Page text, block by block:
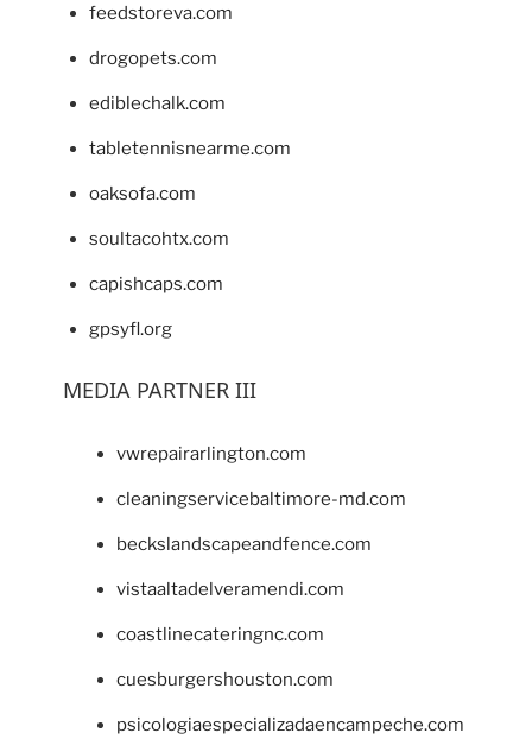
feedstoreva.com
drogopets.com
ediblechalk.com
tabletennisnearme.com
oaksofa.com
soultacohtx.com
capishcaps.com
gpsyfl.org
MEDIA PARTNER III
vwrepairarlington.com
cleaningservicebaltimore-md.com
beckslandscapeandfence.com
vistaaltadelveramendi.com
coastlinecateringnc.com
cuesburgershouston.com
psicologiaespecializadaencampeche.com